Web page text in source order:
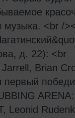
музыка. <br /
д. 22): <br
Brian
первый
Leonid